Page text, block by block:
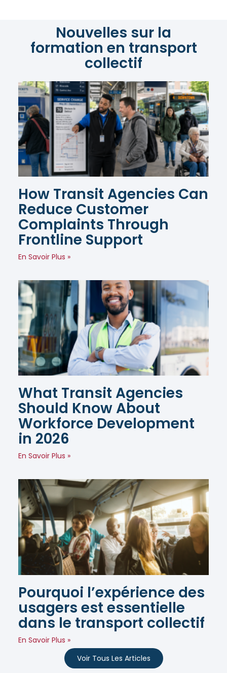
Nouvelles sur la
formation en transport
collectif
How Transit Agencies Can
Reduce Customer
Complaints Through
Frontline Support
En Savoir Plus »
What Transit Agencies
Should Know About
Workforce Development
in 2026
En Savoir Plus »
Pourquoi l’expérience des
usagers est essentielle
dans le transport collectif
En Savoir Plus »
Voir Tous Les Articles